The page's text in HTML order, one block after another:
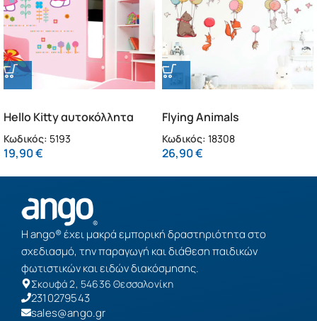
Hello Kitty αυτοκόλλητα
τοίχου XL (5193)
Κωδικός: 5193
19,90€
Flying Animals
αυτοκόλλητα τοίχου XL
(18308)
Κωδικός: 18308
26,90€
Η ango® έχει μακρά εμπορική δραστηριότητα στο
σχεδιασμό, την παραγωγή και διάθεση παιδικών
φωτιστικών και ειδών διακόσμησης.
Σκουφά 2, 54636 Θεσσαλονίκη
2310279543
sales@ango.gr